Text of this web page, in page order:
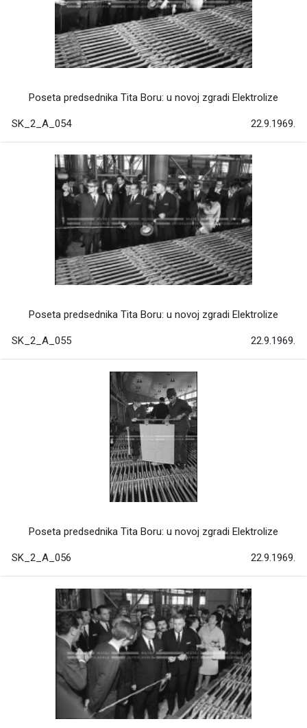
Poseta predsednika Tita Boru: u novoj zgradi Elektrolize
SK_2_A_054 22.9.1969.
Poseta predsednika Tita Boru: u novoj zgradi Elektrolize
SK_2_A_055 22.9.1969.
Poseta predsednika Tita Boru: u novoj zgradi Elektrolize
SK_2_A_056 22.9.1969.